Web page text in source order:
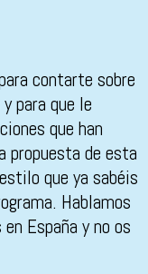
contarte sobre
para que le
que han
propuesta de esta
que ya sabéis
Hablamos
España y no os